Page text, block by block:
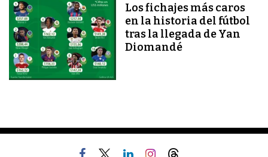
Los fichajes más caros
en la historia del fútbol
tras la llegada de Yan
Diomandé